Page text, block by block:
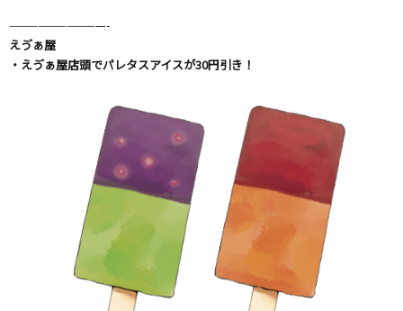
——————————-
えゔぁ屋
・えゔぁ屋店頭でパレタスアイスが30円引き！